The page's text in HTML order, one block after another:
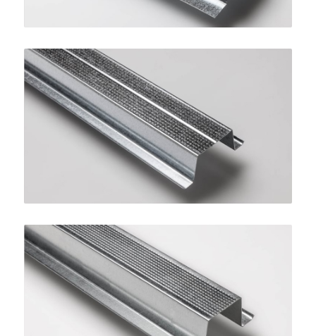
Profilo Omega 27
SINIAT
Profilo Omega 38
SINIAT